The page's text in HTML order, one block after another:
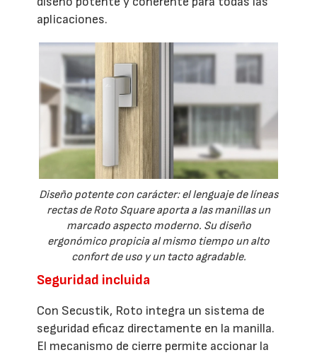
aplicaciones.
Diseño potente con carácter: el lenguaje de líneas
rectas de Roto Square aporta a las manillas un
marcado aspecto moderno. Su diseño
ergonómico propicia al mismo tiempo un alto
confort de uso y un tacto agradable.
Seguridad incluida
Con Secustik, Roto integra un sistema de
seguridad eficaz directamente en la manilla.
El mecanismo de cierre permite accionar la